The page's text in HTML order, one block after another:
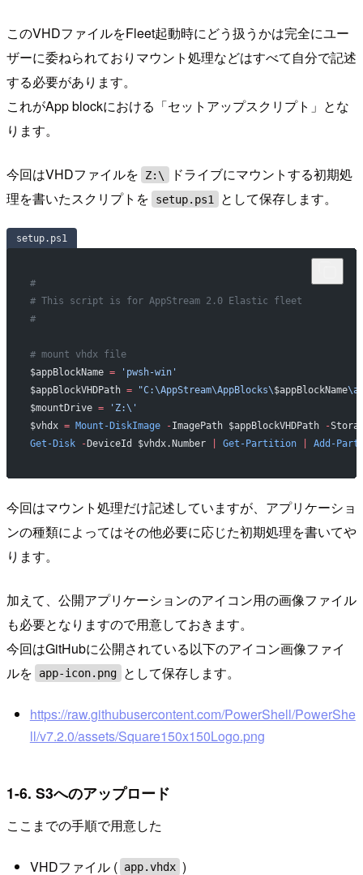
このVHDファイルをFleet起動時にどう扱うかは完全にユー
ザーに委ねられておりマウント処理などはすべて自分で記述
する必要があります。
これがApp blockにおける「セットアップスクリプト」とな
ります。
今回はVHDファイルを Z:\
ドライブにマウントする初期処
理を書いたスクリプトを
setup.ps1 として保存します。
setup.ps1
#
# This script is for AppStream 2.0 Elastic fleet
#
# mount vhdx file
$appBlockName = 'pwsh-win'
$appBlockVHDPath = "C:\AppStream\AppBlocks\$appBlockName
$mountDrive = 'Z:\'
$vhdx = Mount-DiskImage -ImagePath $appBlockVHDPath -
Get-Disk - DeviceId $vhdx.Number Get-Partition | Add-
今回はマウント処理だけ記述していますが、アプリケーショ
ンの種類によってはその他必要に応じた初期処理を書いてや
ります。
加えて、公開アプリケーションのアイコン用の画像ファイル
も必要となりますので用意しておきます。
今回はGitHubに公開されている以下のアイコン画像ファイ
ルを
app-icon.png として保存します。
https://raw.githubusercontent.com/PowerShell/PowerShe
ll/v7.2.0/assets/Square150x150Logo.png
1-6. S3へのアップロード
ここまでの手順で用意した
VHDファイル ( app.vhdx )